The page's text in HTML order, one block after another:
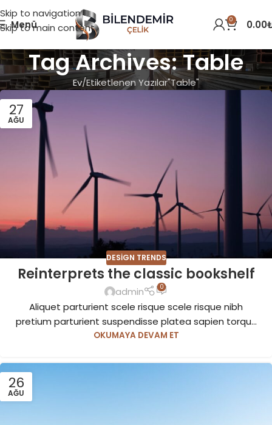
Skip to navigation
Skip to main content
Menü 0 0.00
Tag Archives: Table
Ev Etiketlenen Yazılar"Table"
27
AĞU
DESIGN TRENDS
Reinterprets the classic bookshelf
admin 0
Aliquet parturient scele risque scele risque nibh
pretium parturient suspendisse platea sapien torqu...
OKUMAYA DEVAM ET
26
AĞU